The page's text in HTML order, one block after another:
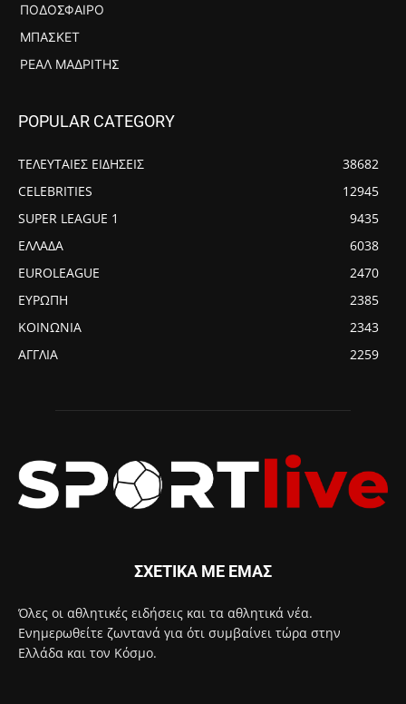
ΠΟΔΌΣΦΑΙΡΟ
ΜΠΆΣΚΕΤ
ΡΕΆΛ ΜΑΔΡΊΤΗΣ
POPULAR CATEGORY
ΤΕΛΕΥΤΑΙΕΣ ΕΙΔΗΣΕΙΣ
38682
CELEBRITIES
12945
SUPER LEAGUE 1
9435
ΕΛΛΑΔΑ
6038
EUROLEAGUE
2470
ΕΥΡΩΠΗ
2385
ΚΟΙΝΩΝΙΑ
2343
ΑΓΓΛΙΑ
2259
ΣΧΕΤΙΚΑ ΜΕ ΕΜΑΣ
Όλες οι αθλητικές ειδήσεις και τα αθλητικά νέα.
Ενημερωθείτε ζωντανά για ότι συμβαίνει τώρα στην
Ελλάδα και τον Κόσμο.